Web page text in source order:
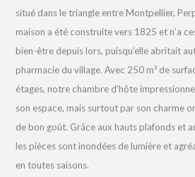
situé dans le triangle entre Montpellier,
maison a été construite vers 1825 et n’a
bien-être depuis lors, puisqu’elle abritait
pharmacie du village. Avec 250 m² de
étages, notre chambre d’hôte
son espace, mais surtout par son charme
de bon goût. Grâce aux hauts plafonds et
les pièces sont inondées de lumière et
en toutes saisons.